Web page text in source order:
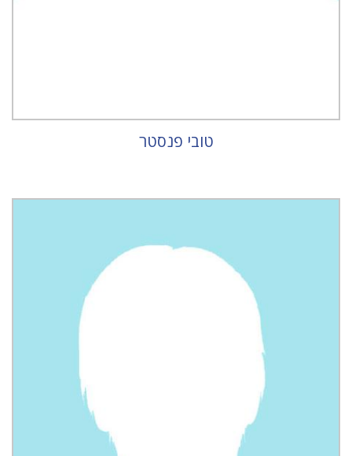
טובי פנסטר